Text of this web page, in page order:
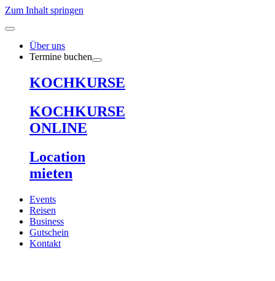
Zum Inhalt springen
Über uns
Termine buchen
KOCHKURSE
KOCHKURSE
ONLINE
Location
mieten
Events
Reisen
Business
Gutschein
Kontakt